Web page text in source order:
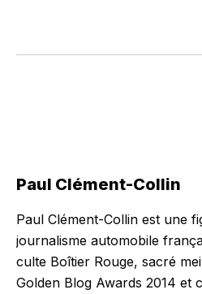
Paul Clément-Collin
Paul Clément-Collin est une
journalisme automobile
culte Boîtier Rouge, sacré
Golden Blog Awards 2014 et